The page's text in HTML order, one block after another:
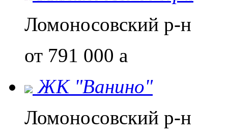
Ломоносовский р-н
от 791 000 a
ЖК "Ванино"
Ломоносовский р-н